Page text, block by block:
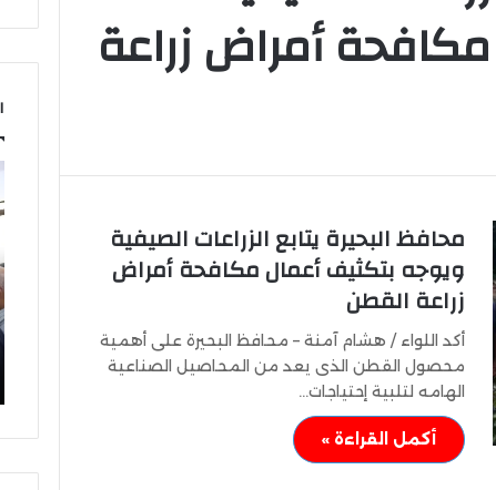
أمراض زراعة
محافظ البحيرة يتابع الزراعات الصيفية
ويوجه بتكثيف أعمال مكافحة أمراض
زراعة القطن
أكد اللواء / هشام آمنة – محافظ البحيرة على أهمية
محصول القطن الذى يعد من المحاصيل الصناعية
الهامه لتلبية إحتياجات…
أكمل القراءة »
جهودها للتصدي
يهنئ
منتخب
وزير الشباب والرياضة يهنئ منتخب
مصر للشطرنج